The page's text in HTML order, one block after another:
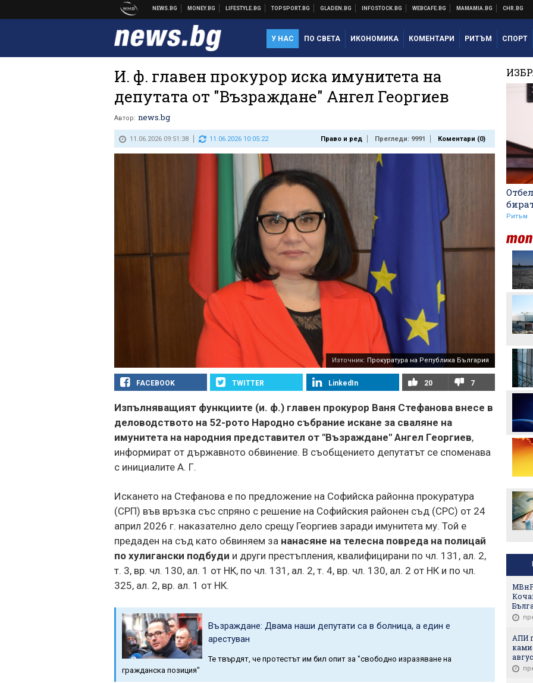
У НАС ПО СВЕТА ИКОНОМИКА КОМЕНТАРИ РИТЪМ СПОРТ
И. ф. главен прокурор иска имунитета на
депутата от "Възраждане" Ангел Георгиев
Автор: news.bg
11.06.2026 09:51:38 11.06.2026 10:05:22 Право и ред Прегледи: 9991 Коментари (0)
Източник: Прокуратура на Република България
FACEBOOK TWITTER LinkedIn 20 7
Изпълняващият функциите (и. ф.) главен прокурор Ваня Стефанова внесе в
деловодството на 52-рото Народно събрание искане за сваляне на
имунитета на народния представител от "Възраждане" Ангел Георгиев,
информират от държавното обвинение. В съобщението депутатът се споменава
с инициалите А. Г.
Искането на Стефанова е по предложение на Софийска районна прокуратура
(СРП) във връзка със спряно с решение на Софийския районен съд (СРС) от 24
април 2026 г. наказателно дело срещу Георгиев заради имунитета му. Той е
предаден на съд като обвиняем за нанасяне на телесна повреда на полицай
по хулигански подбуди и други престъпления, квалифицирани по чл. 131, ал. 2,
т. 3, вр. чл. 130, ал. 1 от НК, по чл. 131, ал. 2, т. 4, вр. чл. 130, ал. 2 от НК и по чл.
325, ал. 2, вр. ал. 1 от НК.
Възраждане: Двама наши депутати са в болница, а един е
арестуван
Те твърдят, че протестът им бил опит за "свободно изразяване на
гражданска позиция"
Ритъм
Никола Цолов: Гледам
напред с увереност
Манчестър Сити иска 80
милиона за Родри
Аржентина изрази
подкрепата си за Джани
Инфантино
Формула 1 планира
спринтовите
година
Леонардо Бонучи ще
бъде част от екипа на
Олимпиакос за Акрам
МВнР
АПИ